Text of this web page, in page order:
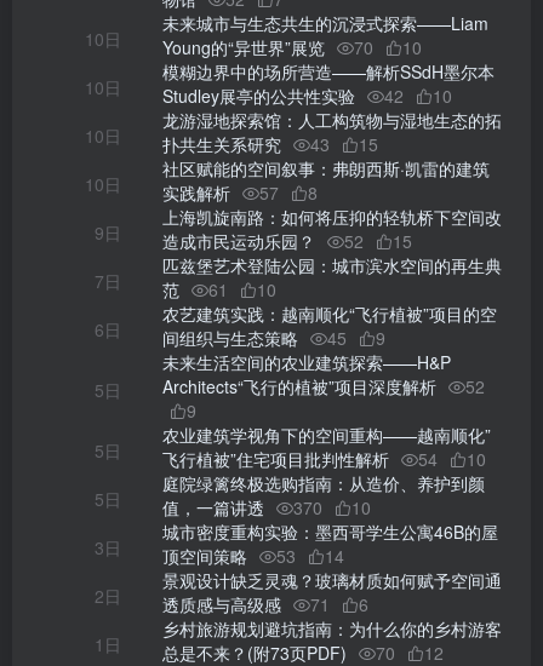
10日
未来城市与生态共生的沉浸式探索——Liam
Young的“异世界”展览
70
10
10日
模糊边界中的场所营造——解析SSdH墨尔本
Studley展亭的公共性实验
42
10
10日
龙游湿地探索馆：人工构筑物与湿地生态的拓
扑共生关系研究
43
15
10日
社区赋能的空间叙事：弗朗西斯·凯雷的建筑
实践解析
57
8
9日
上海凯旋南路：如何将压抑的轻轨桥下空间改
造成市民运动乐园？
52
15
7日
匹兹堡艺术登陆公园：城市滨水空间的再生典
范
61
10
6日
农艺建筑实践：越南顺化“飞行植被”项目的空
间组织与生态策略
45 9
5日
未来生活空间的农业建筑探索——H&P
Architects“飞行的植被”项目深度解析
52
9
5日
农业建筑学视角下的空间重构——越南顺化”
飞行植被”住宅项目批判性解析
54
10
5日
庭院绿篱终极选购指南：从造价、养护到颜
值，一篇讲透
370
10
3日
城市密度重构实验：墨西哥学生公寓46B的屋
顶空间策略
53
14
2日
景观设计缺乏灵魂？玻璃材质如何赋予空间通
透质感与高级感
71
6
1日
乡村旅游规划避坑指南：为什么你的乡村游客
总是不来？(附73页PDF)
70 12